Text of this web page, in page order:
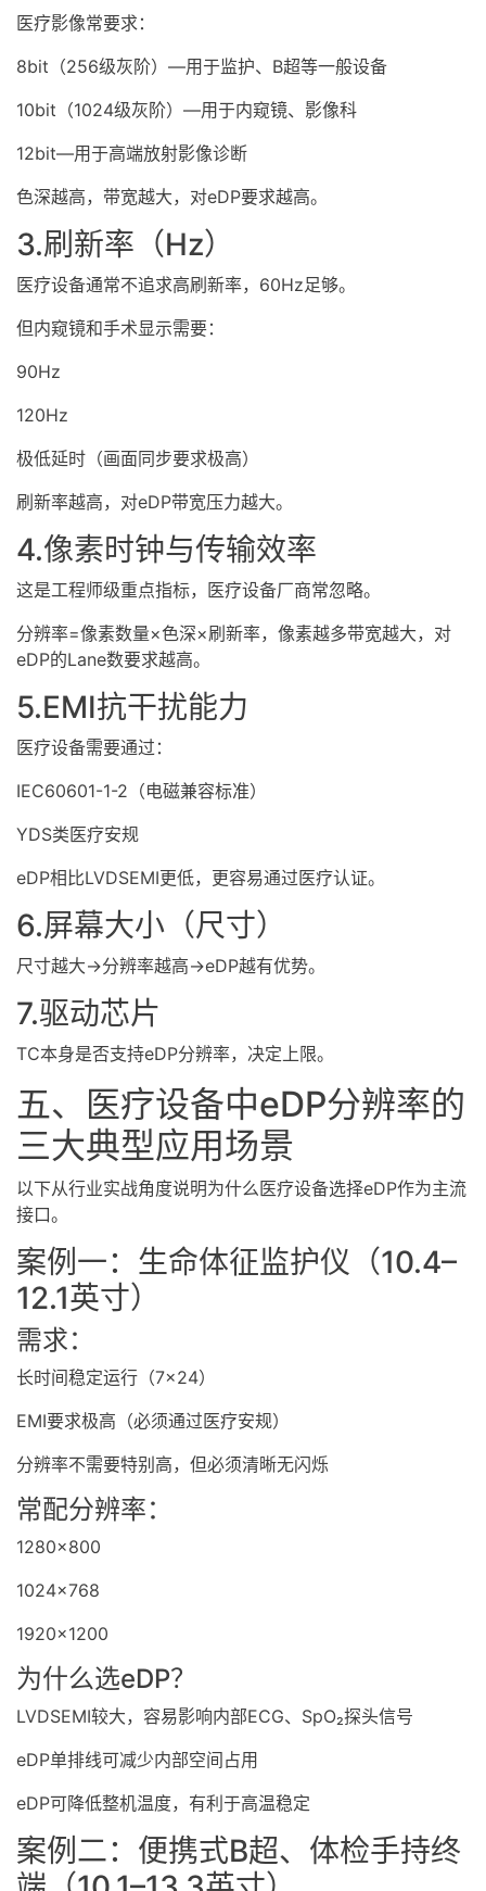
医疗影像常要求：
8bit（256级灰阶）—用于监护、B超等一般设备
10bit（1024级灰阶）—用于内窥镜、影像科
12bit—用于高端放射影像诊断
色深越高，带宽越大，对eDP要求越高。
3.刷新率（Hz）
医疗设备通常不追求高刷新率，60Hz足够。
但内窥镜和手术显示需要：
90Hz
120Hz
极低延时（画面同步要求极高）
刷新率越高，对eDP带宽压力越大。
4.像素时钟与传输效率
这是工程师级重点指标，医疗设备厂商常忽略。
分辨率=像素数量×色深×刷新率，像素越多带宽越大，对
eDP的Lane数要求越高。
5.EMI抗干扰能力
医疗设备需要通过：
IEC60601-1-2（电磁兼容标准）
YDS类医疗安规
eDP相比LVDSEMI更低，更容易通过医疗认证。
6.屏幕大小（尺寸）
尺寸越大→分辨率越高→eDP越有优势。
7.驱动芯片
TC本身是否支持eDP分辨率，决定上限。
五、医疗设备中eDP分辨率的
三大典型应用场景
以下从行业实战角度说明为什么医疗设备选择eDP作为主流
接口。
案例一：生命体征监护仪（10.4–
12.1英寸）
需求：
长时间稳定运行（7×24）
EMI要求极高（必须通过医疗安规）
分辨率不需要特别高，但必须清晰无闪烁
常配分辨率：
1280×800
1024×768
1920×1200
为什么选eDP？
LVDSEMI较大，容易影响内部ECG、SpO₂探头信号
eDP单排线可减少内部空间占用
eDP可降低整机温度，有利于高温稳定
案例二：便携式B超、体检手持终